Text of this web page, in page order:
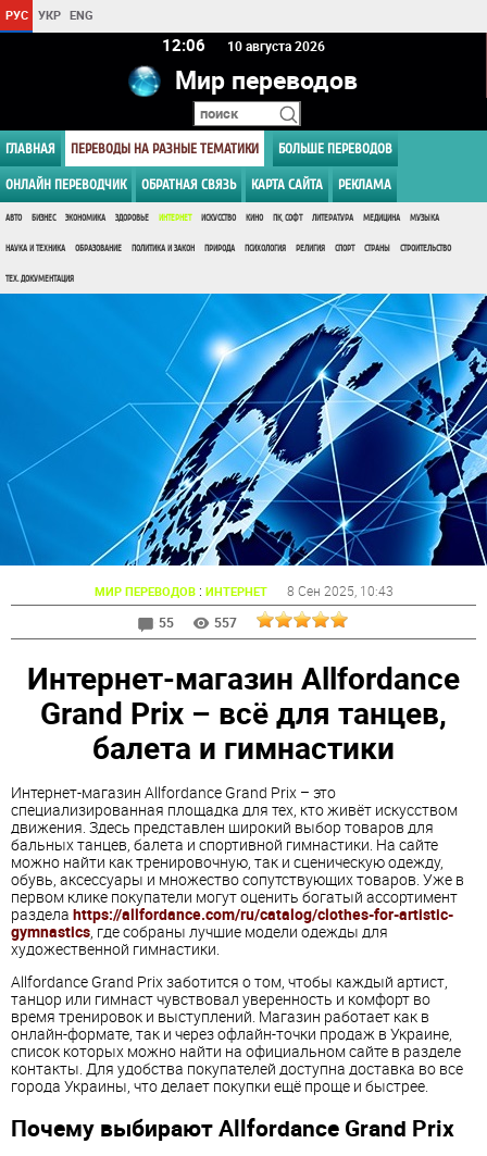
РУС УКР ENG
12 06 10 августа 2026
Мир переводов
ГЛАВНАЯ ПЕРЕВОДЫ НА РАЗНЫЕ ТЕМАТИКИ БОЛЬШЕ ПЕРЕВОДОВ
ОНЛАЙН ПЕРЕВОДЧИК ОБРАТНАЯ СВЯЗЬ КАРТА САЙТА РЕКЛАМА
АВТО БИЗНЕС ЭКОНОМИКА ЗДОРОВЬЕ ИНТЕРНЕТ ИСКУССТВО КИНО ПК, СОФТ ЛИТЕРАТУРА МЕДИЦИНА МУЗЫКА
НАУКА И ТЕХНИКА ОБРАЗОВАНИЕ ПОЛИТИКА И ЗАКОН ПРИРОДА ПСИХОЛОГИЯ РЕЛИГИЯ СПОРТ СТРАНЫ СТРОИТЕЛЬСТВО
ТЕХ. ДОКУМЕНТАЦИЯ
МИР ПЕРЕВОДОВ: ИНТЕРНЕТ 8 Сен 2025 , 10:43
55
557
Интернет-магазин Allfordance
Grand Prix – всё для танцев,
балета и гимнастики
Интернет-магазин Allfordance Grand Prix – это
специализированная площадка для тех, кто живёт искусством
движения. Здесь представлен широкий выбор товаров для
бальных танцев, балета и спортивной гимнастики. На сайте
можно найти как тренировочную, так и сценическую одежду,
обувь, аксессуары и множество сопутствующих товаров. Уже в
первом клике покупатели могут оценить богатый ассортимент
раздела https://allfordance.com/ru/catalog/clothes-for-artistic-
gymnastics, где собраны лучшие модели одежды для
художественной гимнастики.
Allfordance Grand Prix заботится о том, чтобы каждый артист,
танцор или гимнаст чувствовал уверенность и комфорт во
время тренировок и выступлений. Магазин работает как в
онлайн-формате, так и через офлайн-точки продаж в Украине,
список которых можно найти на официальном сайте в разделе
контакты. Для удобства покупателей доступна доставка во все
города Украины, что делает покупки ещё проще и быстрее.
Почему выбирают Allfordance Grand Prix